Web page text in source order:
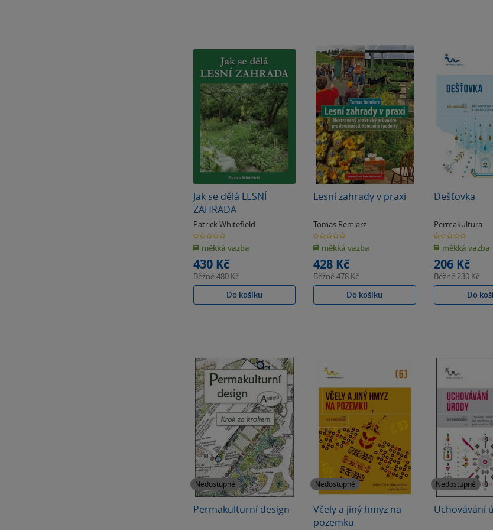
Jak se dělá LESNÍ
ZAHRADA
Patrick Whitefield
0.0
z
5
hvězdiček
měkká vazba
430 Kč
Běžně480 Kč
Do košíku
Lesní zahrady v praxi
Tomas Remiarz
0.0
z
5
hvězdiček
měkká vazba
428 Kč
Běžně478 Kč
Do košíku
Dešťovka
Permakultura
0.0
z
5
hvězdiček
měkká vazba
206 Kč
Běžně 230 Kč
Do
Nedostupné
Permakulturní design
Nedostupné
Včely a jiný hmyz na
pozemku
Nedostupné
Uchovávání